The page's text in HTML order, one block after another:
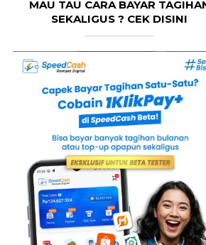
MAU TAU CARA BAYAR
SEKALIGUS ? CEK DISINI